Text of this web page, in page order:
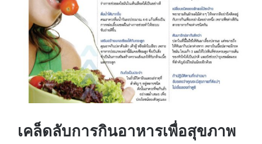
เคล็ดลับการกินอาหารเพื่อสุขภาพ